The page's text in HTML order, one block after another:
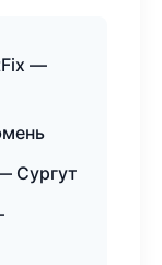
—
Сургут